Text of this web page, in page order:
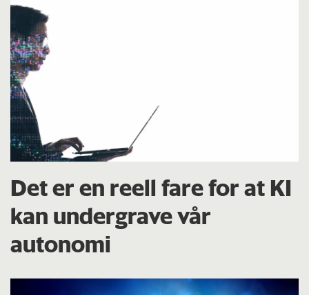
Det er en reell fare for at KI
kan undergrave vår
autonomi